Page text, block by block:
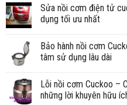
Sửa nồi cơm điện tử
dụng tối ưu nhất
Bảo hành nồi cơm
tâm sử dụng lâu dài
Lỗi nồi cơm Cuckoo –
những lời khuyên hữu